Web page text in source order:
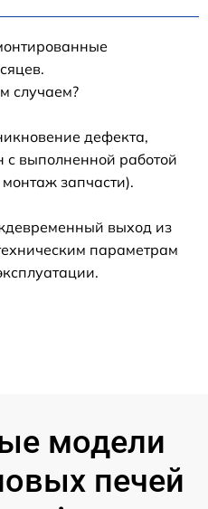
случаем?
дефекта,
с выполненной работой
запчасти).
выход из
параметрам
модели
печей